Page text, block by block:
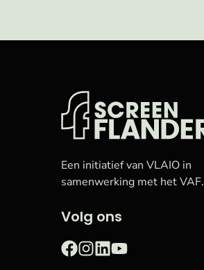
VAF
Een initiatief van VLAIO in
samenwerking met het VAF.
Volg ons
Facebook
Instagram
LinkedIn
YouTube